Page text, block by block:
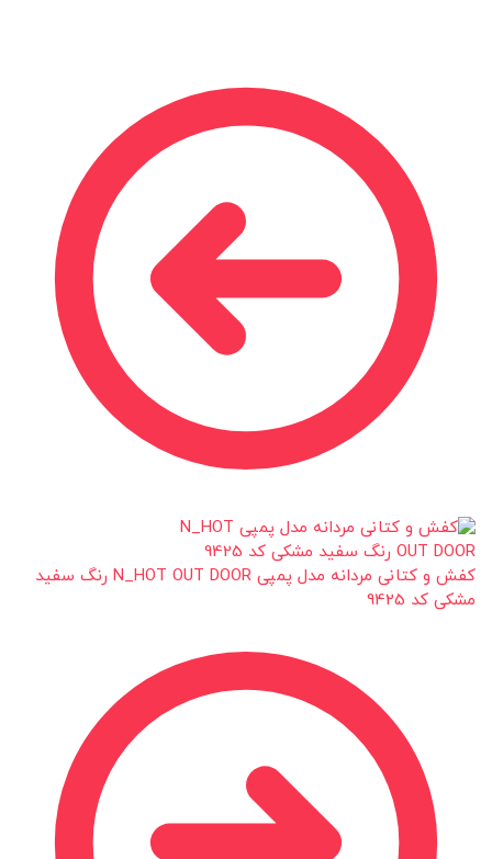
کفش و کتانی مردانه مدل پمپی N_HOT OUT DOOR رنگ سفید
مشکی کد 9425